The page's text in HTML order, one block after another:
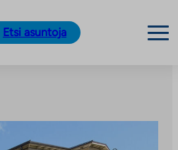
Etsi asuntoja